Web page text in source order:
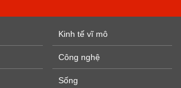
Kinh tế vĩ mô
Công nghệ
Sống